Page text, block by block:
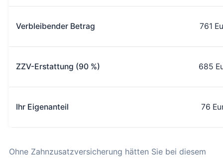
Verbleibender Betrag 761
ZZV-Erstattung (90 %) 685
Ihr Eigenanteil 76
Ohne Zahnzusatzversicherung hätten Sie bei diesem